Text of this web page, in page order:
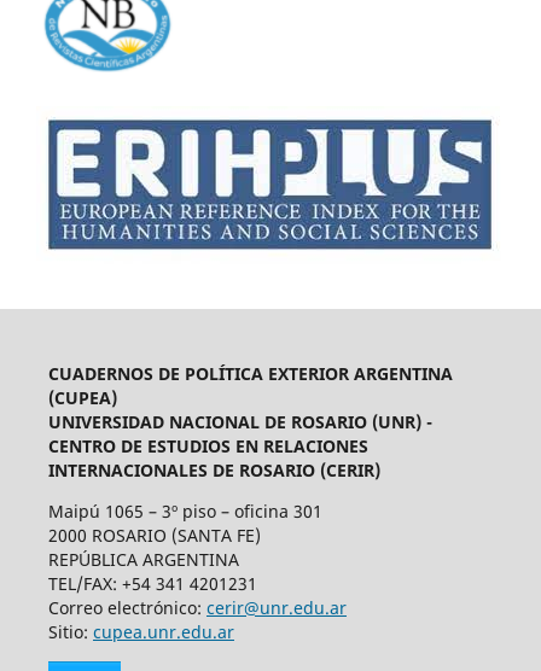
CUADERNOS DE POLÍTICA EXTERIOR ARGENTINA
(CUPEA)
UNIVERSIDAD NACIONAL DE ROSARIO (UNR) -
CENTRO DE ESTUDIOS EN RELACIONES
INTERNACIONALES DE ROSARIO (CERIR)
Maipú 1065 – 3º piso – oficina 301
2000 ROSARIO (SANTA FE)
REPÚBLICA ARGENTINA
TEL/FAX: +54 341 4201231
Correo electrónico: cerir@unr.edu.ar
Sitio: cupea.unr.edu.ar